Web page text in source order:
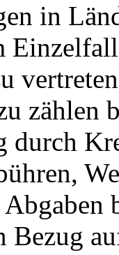
in
zählen
durch
Bezug